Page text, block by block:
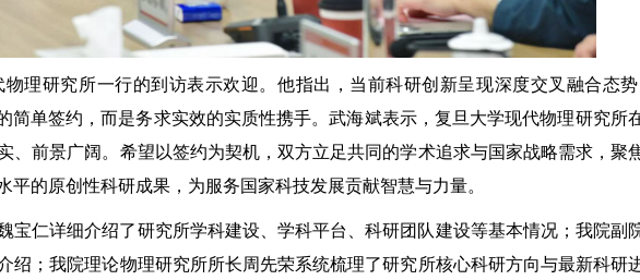
理研究所一行的到访表示欢迎。他指出，当前科研创新呈现深度交叉融合态势
简单签约，而是务求实效的实质性携手。武海斌表示，复旦大学现代物理研究所
、前景广阔。希望以签约为契机，双方立足共同的学术追求与国家战略需求，聚
的原创性科研成果，为服务国家科技发展贡献智慧与力量。
宝仁详细介绍了研究所学科建设、学科平台、科研团队建设等基本情况；我院副
绍；我院理论物理研究所所长周先荣系统梳理了研究所核心科研方向与最新科研